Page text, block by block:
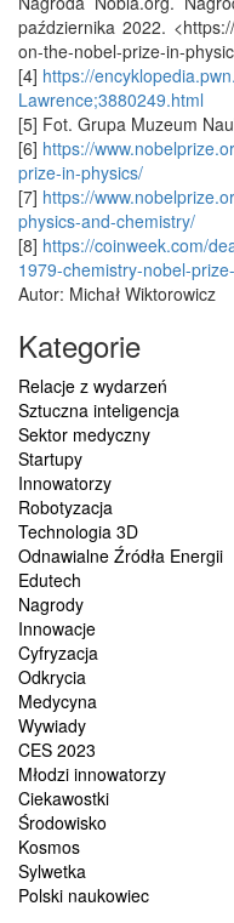
października 2022.
on-the-nobel-prize-in-
[4] https://
Lawrence;3880249.html
[5] Fot. Grupa Muzeum
[6] https://
prize-in-physics/
[7] https://
physics-and-chemistry/
[8] https://coinweek.com/
1979-chemistry-nobel-
Autor: Michał Wiktorowicz
Kategorie
Relacje z wydarzeń
Sztuczna inteligencja
Sektor medyczny
Startupy
Innowatorzy
Robotyzacja
Technologia 3D
Odnawialne Źródła Energii
Edutech
Nagrody
Innowacje
Cyfryzacja
Odkrycia
Medycyna
Wywiady
CES 2023
Młodzi innowatorzy
Ciekawostki
Środowisko
Kosmos
Sylwetka
Polski naukowiec